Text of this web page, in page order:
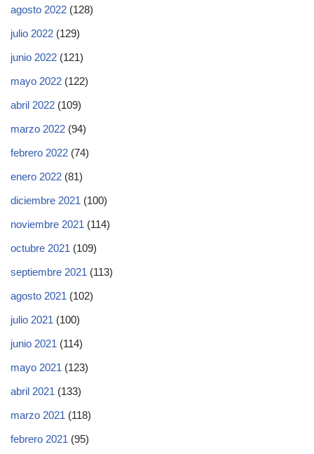
agosto 2022 (128)
julio 2022 (129)
junio 2022 (121)
mayo 2022 (122)
abril 2022 (109)
marzo 2022 (94)
febrero 2022 (74)
enero 2022 (81)
diciembre 2021 (100)
noviembre 2021 (114)
octubre 2021 (109)
septiembre 2021 (113)
agosto 2021 (102)
julio 2021 (100)
junio 2021 (114)
mayo 2021 (123)
abril 2021 (133)
marzo 2021 (118)
febrero 2021 (95)